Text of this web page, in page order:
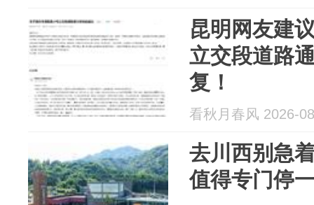
昆明网友建
立交段道路
复！
看秋月春风 2026-
去川西别急
值得专门停